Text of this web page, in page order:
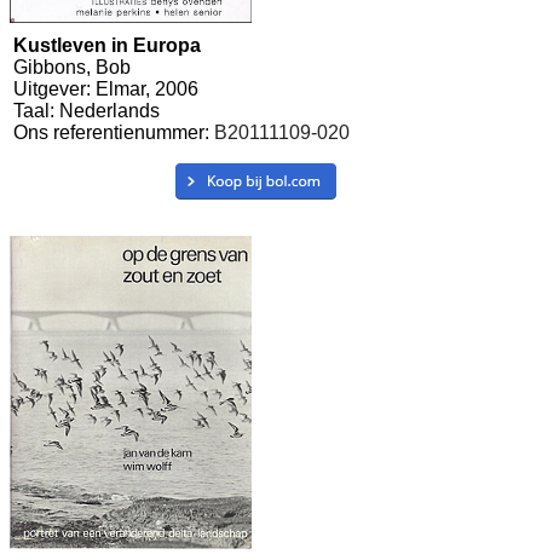
Kustleven in Europa
Gibbons, Bob
Uitgever: Elmar, 2006
Taal: Nederlands
Ons referentienummer: B20111109-020